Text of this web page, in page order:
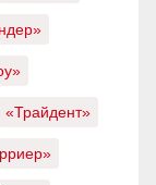
«Трайдент»